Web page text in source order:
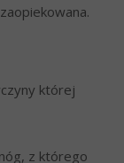
której
z którego